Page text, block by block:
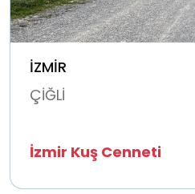
İZMİR
ÇİĞLİ
İzmir Kuş Cenneti